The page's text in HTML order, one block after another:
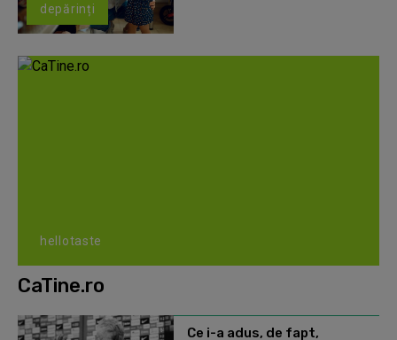
depărinți
hellotaste
CaTine.ro
Ce i-a adus, de fapt,